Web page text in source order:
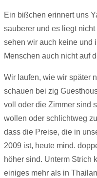
Ein bißchen erinnert uns
sauberer und es liegt
sehen wir auch keine und
Menschen auch nicht auf
Wir laufen, wie wir später
schauen bei zig
voll oder die Zimmer sind
wollen oder schlichtweg
dass die Preise, die in
2009 ist, heute mind.
höher sind. Unterm Strich
einiges mehr als in